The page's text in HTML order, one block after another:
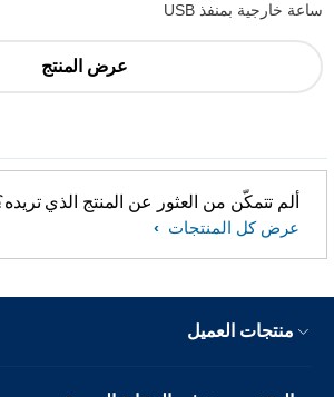
ساعة خارجية بمنفذ USB
عرض المنتج
ألم تتمكّن من العثور عن المنتج الذي تريده؟
عرض كل المنتجات
منتجات العميل